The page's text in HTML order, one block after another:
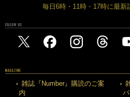
毎日6時・11時・17時に最新
FOLLOW US
MAGAZINE
雑誌『Number』購読のご案
内